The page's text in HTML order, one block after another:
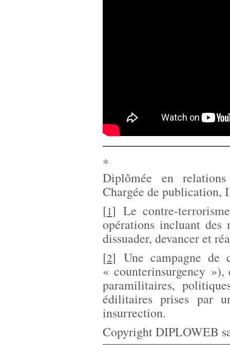
*
Diplômée en
Chargée de publication,
[1] Le contre-
opérations incluant des
dissuader, devancer et
[2] Une campagne de
« counterinsurgency
paramilitaires,
édilitaires prises par
insurrection.
Copyright DIPLOWEB